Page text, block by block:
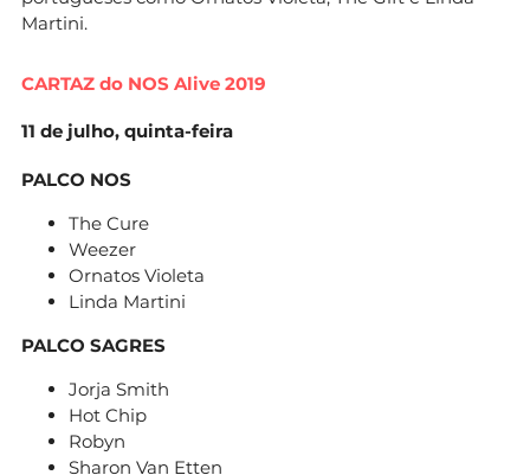
Martini.
CARTAZ do NOS Alive 2019
11 de julho, quinta-feira
PALCO NOS
The Cure
Weezer
Ornatos Violeta
Linda Martini
PALCO SAGRES
Jorja Smith
Hot Chip
Robyn
Sharon Van Etten